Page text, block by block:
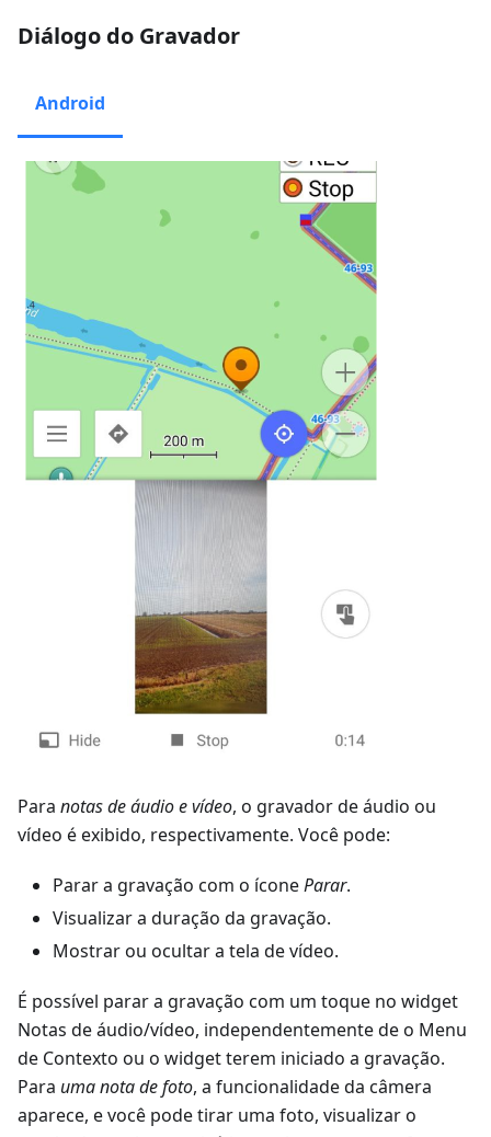
Diálogo do Gravador
Android
Para notas de áudio e vídeo, o gravador de áudio ou
vídeo é exibido, respectivamente. Você pode:
Parar a gravação com o íconeParar.
Visualizar a duração da gravação.
Mostrar ou ocultar a tela de vídeo.
É possível parar a gravação com um toque no widget
Notas de áudio/vídeo, independentemente de o Menu
de Contexto ou o widget terem iniciado a gravação.
Para uma nota de foto, a funcionalidade da câmera
aparece, e você pode tirar uma foto, visualizar o